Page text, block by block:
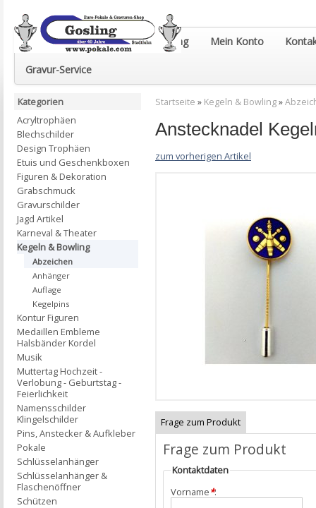
Euro-Pokale & Gravur-Shop Gosling Mein Konto
Gravur-Service
Startseite » Kegeln & Bowling»
Anstecknadel
zum vorherigen Artikel
Frage zum Produkt
Frage zum Produkt
Kontaktdaten
Vorname*:
Kategorien
Acryltrophäen
Blechschilder
Design Trophäen
Etuis und Geschenkboxen
Figuren & Dekoration
Grabschmuck
Gravurschilder
Jagd Artikel
Karneval & Theater
Kegeln & Bowling
Abzeichen
Anhänger
Auflage
Kegelpins
Kontur Figuren
Medaillen Embleme
Halsbänder Kordel
Musik
Muttertag Hochzeit -
Verlobung - Geburtstag -
Feierlichkeit
Namensschilder
Klingelschilder
Pins, Anstecker & Aufkleber
Pokale
Schlüsselanhänger
Schlüsselanhänger &
Flaschenöffner
Schützen